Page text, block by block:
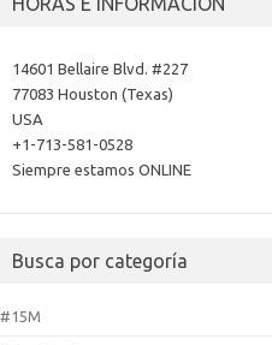
14601 Bellaire Blvd. #227
77083 Houston (Texas)
USA
+1-713-581-0528
Siempre estamos ONLINE
Busca por categoría
#15M